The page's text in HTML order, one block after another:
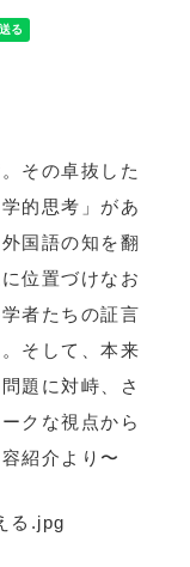
その卓抜した
的思考」があ
国語の知を翻
位置づけなお
者たちの証言
そして、本来
題に対峙、さ
クな視点から
紹介より〜